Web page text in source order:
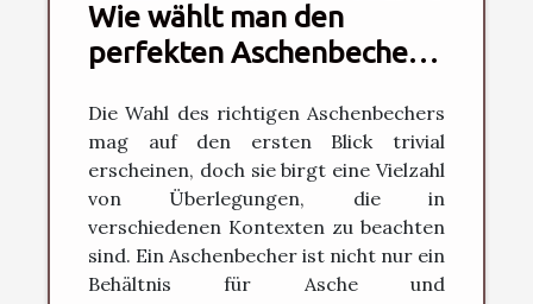
Wie wählt man den
perfekten Aschenbecher
Die Wahl des richtigen Aschenbechers
mag auf den ersten Blick trivial
erscheinen, doch sie birgt eine Vielzahl
von Überlegungen, die in
verschiedenen Kontexten zu beachten
sind. Ein Aschenbecher ist nicht nur ein
Behältnis für Asche und